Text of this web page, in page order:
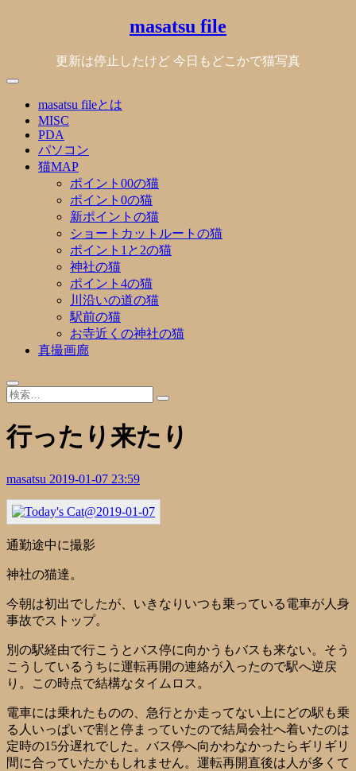
masatsu file
更新は停止したけど 今日もどこかで猫写真
masatsu fileとは
MISC
PDA
パソコン
猫MAP
ポイント00の猫
ポイント0の猫
新ポイントの猫
ショートカットルートの猫
ポイント1と2の猫
神社の猫
ポイント4の猫
川沿いの道の猫
駅前の猫
お寺近くの神社の猫
真撮画廊
行ったり来たり
masatsu 2019-01-07 23:59
通勤途中に撮影
神社の猫達。
今朝は初出でしたが、いきなりいつも乗っている電車が人身
事故でストップ。
別の駅経由で行こうとバス停に向かうもバスも来ない。そう
こうしているうちに運転再開の連絡が入ったので駅へ逆戻
り。この時点で結構なタイムロス。
電車には乗れたものの、急行とか走ってない上にどの駅も乗
る人いっぱいで割と停まっていたので結局会社へ着いたのは
定時の15分遅れでした。バス停へ向かわなかったらギリギリ
間に合っていたかもしれません。運転再開直後は人が多くて